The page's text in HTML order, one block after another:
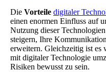
Die Vorteile digitaler
einen enormen Einfluss auf
Nutzung dieser
steigern, Ihre
erweitern. Gleichzeitig ist es
mit digitaler Technologie
Risiken bewusst zu sein.